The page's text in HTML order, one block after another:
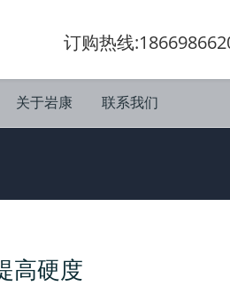
订购热线
关于岩康 联系我们
高硬度